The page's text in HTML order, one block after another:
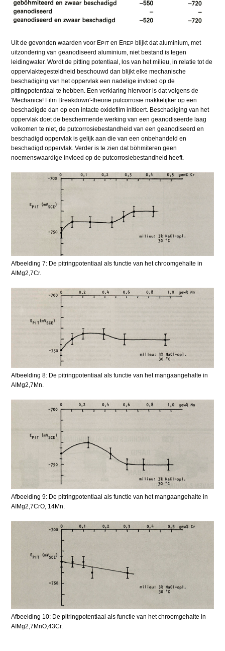
Uit de gevonden waarden voor EPIT en EREP blijkt dat aluminium, met
uitzondering van geanodiseerd aluminium, niet bestand is tegen
leidingwater. Wordt de pitting potentiaal, los van het milieu, in relatie tot de
oppervlaktegesteldheid beschouwd dan blijkt elke mechanische
beschadiging van het oppervlak een nadelige invloed op de
pittingpotentiaal te hebben. Een verklaring hiervoor is dat volgens de
'Mechanica! Film Breakdown'-theorie putcorrosie makkelijker op een
beschadigde dan op een intacte oxidefilm initieert. Beschadiging van het
oppervlak doet de beschermende werking van een geanodiseerde laag
volkomen te niet, de putcorrosiebestandheid van een geanodiseerd en
beschadigd oppervlak is gelijk aan die van een onbehandeld en
beschadigd oppervlak. Verder is te zien dat böhmiteren geen
noemenswaardige invloed op de putcorrosiebestandheid heeft.
Afbeelding 7: De pitringpotentiaal als functie van het chroomgehalte in
AIMg2,7Cr.
Afbeelding 8: De pitringpotentiaal als functie van het mangaangehalte in
AIMg2,7Mn.
Afbeelding 9: De pitringpotentiaal als functie van het mangaangehalte in
AIMg2,7CrO, 14Mn.
Afbeelding 10: De pitringpotentiaal als functie van het chroomgehalte in
AIMg2,7MnO,43Cr.